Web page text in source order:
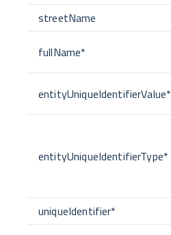
streetName
fullName*
entityUniqueIdentifierValue*
entityUniqueIdentifierType*
uniqueIdentifier*